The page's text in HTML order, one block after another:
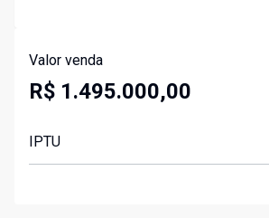
Valor venda
R$ 1.495.000,00
IPTU